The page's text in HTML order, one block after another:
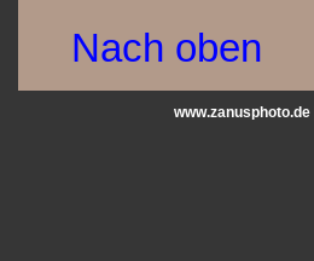
Nach oben
www.zanusphoto.de |